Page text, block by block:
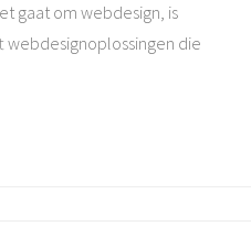
gaat om webdesign, is
webdesignoplossingen die